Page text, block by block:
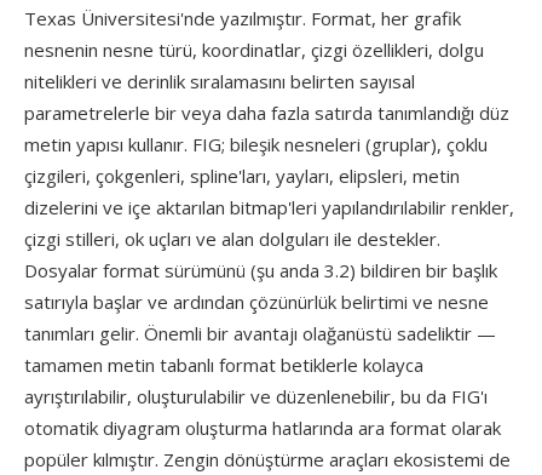
Texas Üniversitesi'nde yazılmıştır. Format, her grafik
nesnenin nesne türü, koordinatlar, çizgi özellikleri, dolgu
nitelikleri ve derinlik sıralamasını belirten sayısal
parametrelerle bir veya daha fazla satırda tanımlandığı düz
metin yapısı kullanır. FIG; bileşik nesneleri (gruplar), çoklu
çizgileri, çokgenleri, spline'ları, yayları, elipsleri, metin
dizelerini ve içe aktarılan bitmap'leri yapılandırılabilir renkler,
çizgi stilleri, ok uçları ve alan dolguları ile destekler.
Dosyalar format sürümünü (şu anda 3.2) bildiren bir başlık
satırıyla başlar ve ardından çözünürlük belirtimi ve nesne
tanımları gelir. Önemli bir avantajı olağanüstü sadeliktir —
tamamen metin tabanlı format betiklerle kolayca
ayrıştırılabilir, oluşturulabilir ve düzenlenebilir, bu da FIG'ı
otomatik diyagram oluşturma hatlarında ara format olarak
popüler kılmıştır. Zengin dönüştürme araçları ekosistemi de